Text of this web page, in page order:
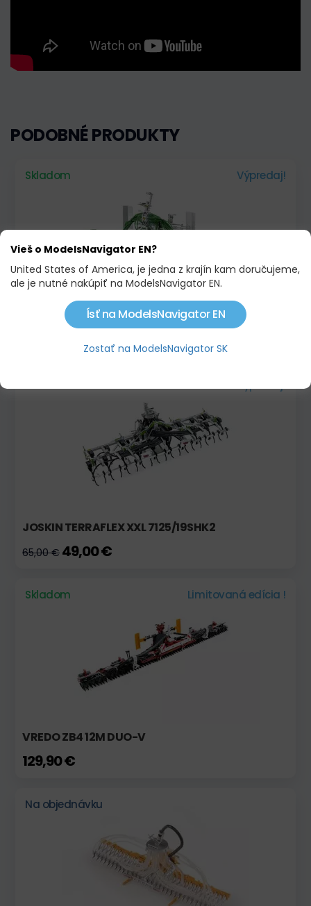
PODOBNÉ PRODUKTY
Skladom Výpredaj!
JOSKIN SOLODISC XXL 7125/38SDH2
55,00 €
JOSKIN TERRAFLEX XXL 7125/19SHK2
65,00 € 49,00 €
Skladom Limitovaná edícia !
VREDO ZB4 12M DUO-V
129,90 €
Na objednávku
Vieš o ModelsNavigator EN?
United States of America, je jedna z krajín kam doručujeme,
ale je nutné nakúpiť na ModelsNavigator EN.
Ísť na ModelsNavigator EN
Zostať na ModelsNavigator SK